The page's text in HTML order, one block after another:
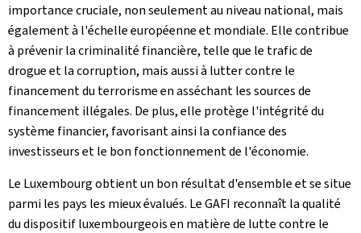
importance cruciale, non seulement au niveau national, mais
également à l'échelle européenne et mondiale. Elle contribue
à prévenir la criminalité financière, telle que le trafic de
drogue et la corruption, mais aussi à lutter contre le
financement du terrorisme en asséchant les sources de
financement illégales. De plus, elle protège l'intégrité du
système financier, favorisant ainsi la confiance des
investisseurs et le bon fonctionnement de l'économie.
Le Luxembourg obtient un bon résultat d'ensemble et se situe
parmi les pays les mieux évalués. Le GAFI reconnaît la qualité
du dispositif luxembourgeois en matière de lutte contre le